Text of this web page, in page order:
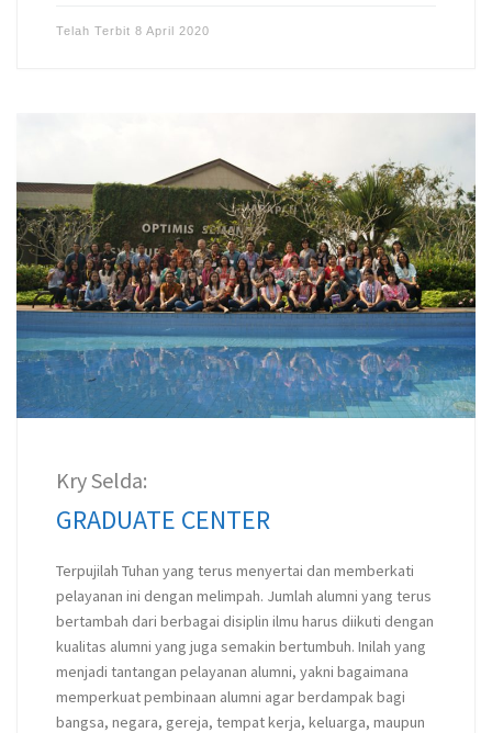
Telah Terbit 8 April 2020
Kry Selda:
GRADUATE CENTER
Terpujilah Tuhan yang terus menyertai dan memberkati
pelayanan ini dengan melimpah. Jumlah alumni yang terus
bertambah dari berbagai disiplin ilmu harus diikuti dengan
kualitas alumni yang juga semakin bertumbuh. Inilah yang
menjadi tantangan pelayanan alumni, yakni bagaimana
memperkuat pembinaan alumni agar berdampak bagi
bangsa, negara, gereja, tempat kerja, keluarga, maupun